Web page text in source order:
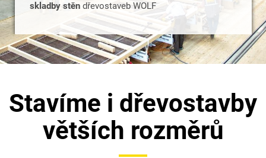
skladby stěn dřevostaveb WOLF
Stavíme i dřevostavby
větších rozměrů